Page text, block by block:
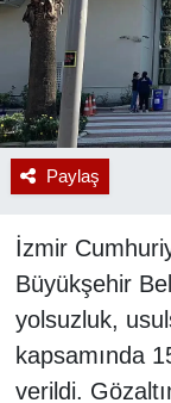
Paylaş
İzmir
Büyükşehir
yolsuzluk,
kapsamında
verildi.